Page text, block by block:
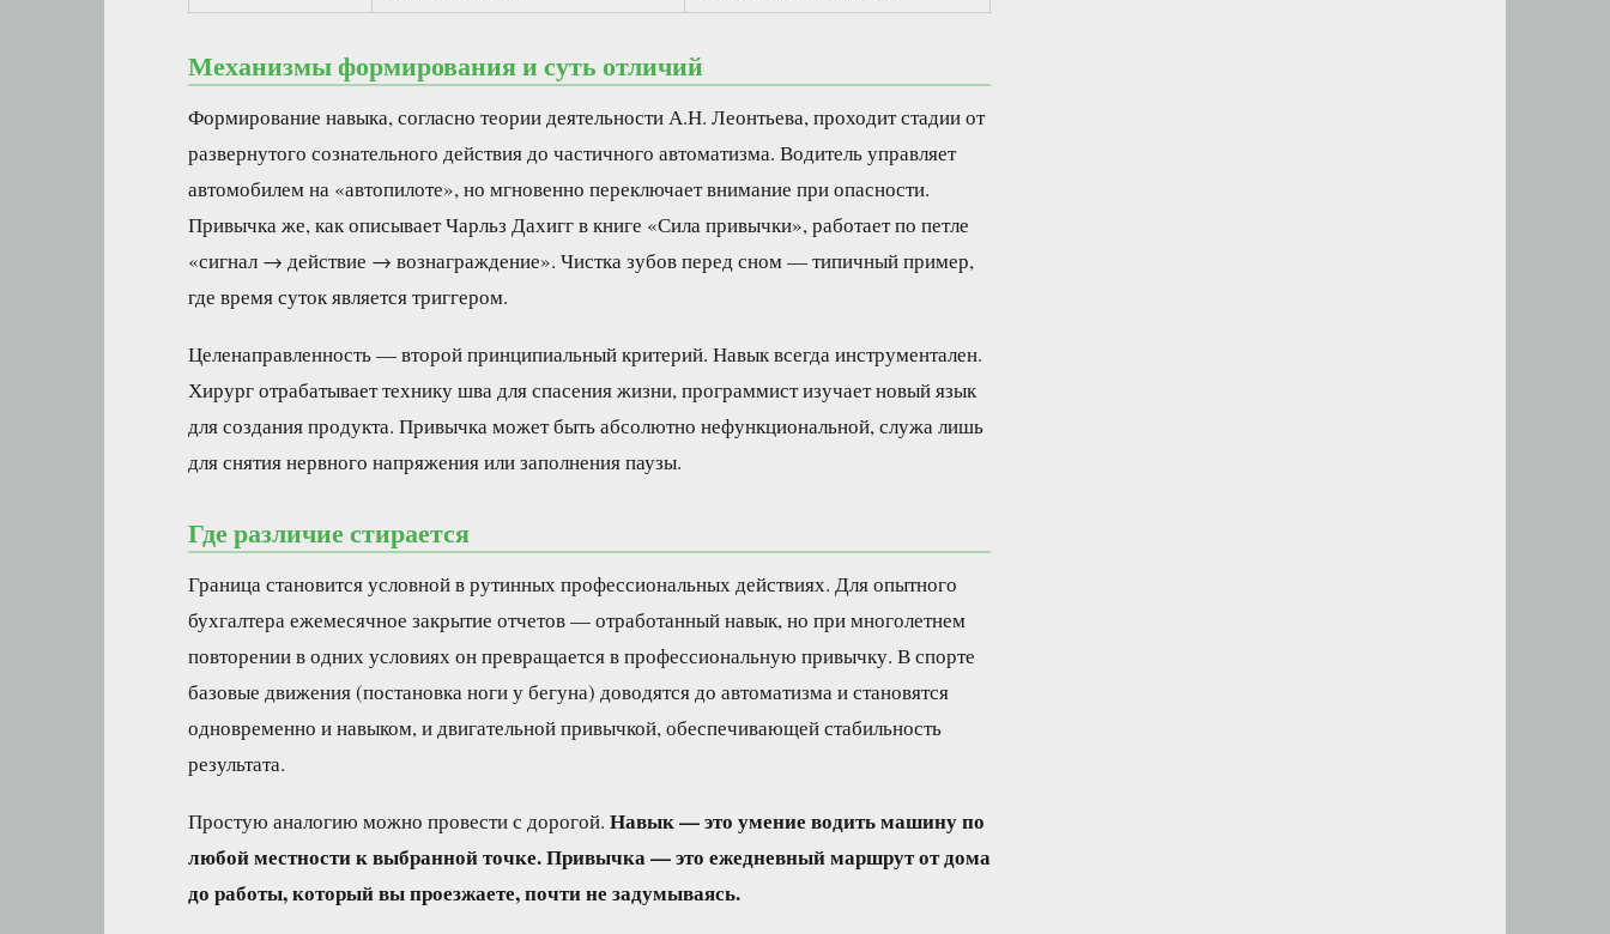
Механизмы формирования и суть отличий
Формирование навыка, согласно теории деятельности А.Н. Леонтьева, проходит стадии от
развернутого сознательного действия до частичного автоматизма. Водитель управляет
автомобилем на «автопилоте», но мгновенно переключает внимание при опасности.
Привычка же, как описывает Чарльз Дахигг в книге «Сила привычки», работает по петле
«сигнал → действие → вознаграждение». Чистка зубов перед сном — типичный пример,
где время суток является триггером.
Целенаправленность — второй принципиальный критерий. Навык всегда инструментален.
Хирург отрабатывает технику шва для спасения жизни, программист изучает новый язык
для создания продукта. Привычка может быть абсолютно нефункциональной, служа лишь
для снятия нервного напряжения или заполнения паузы.
Где различие стирается
Граница становится условной в рутинных профессиональных действиях. Для опытного
бухгалтера ежемесячное закрытие отчетов — отработанный навык, но при многолетнем
повторении в одних условиях он превращается в профессиональную привычку. В спорте
базовые движения (постановка ноги у бегуна) доводятся до автоматизма и становятся
одновременно и навыком, и двигательной привычкой, обеспечивающей стабильность
результата.
Простую аналогию можно провести с дорогой. Навык — это умение водить машину по
любой местности к выбранной точке. Привычка — это ежедневный маршрут от дома
до работы, который вы проезжаете, почти не задумываясь.